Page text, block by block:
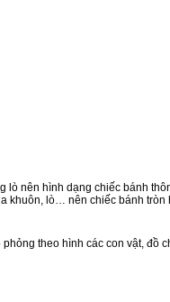
lò nên hình dạng chiếc bánh
khuôn, lò… nên chiếc bánh
theo hình các con vật, đồ